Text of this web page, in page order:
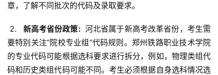
章，了解不同批次的代码及录取要求。
2.
  新高考省份政策:
河北省属于新高考改革省份，考生需
要特别关注“院校专业组”代码规则。郑州铁路职业技术学院
的专业代码可能根据选科要求进行拆分，例如，物理类组代
码和历史类组代码可能不同。考生必须根据自身选科情况选